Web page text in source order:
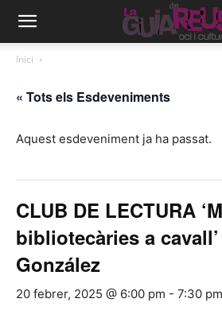
Inici
« Tots els Esdeveniments
Aquest esdeveniment ja ha passat.
CLUB DE LECTURA
bibliotecàries a
González
20 febrer, 2025 @ 6:00 pm - 7:30 pm